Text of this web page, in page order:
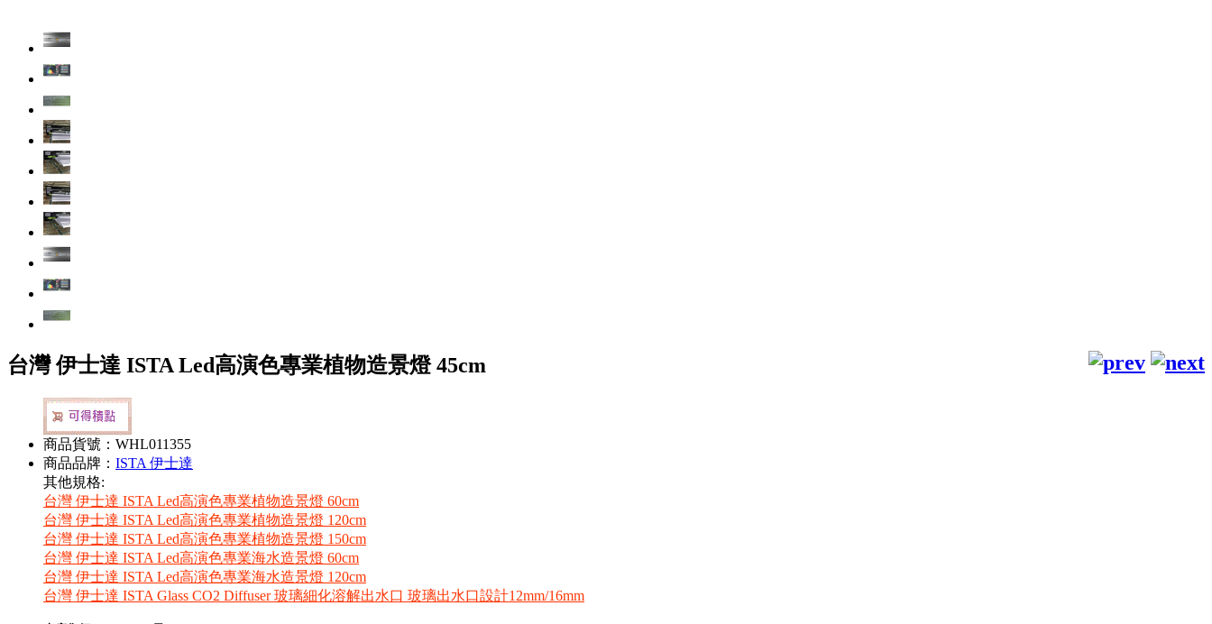
台灣 伊士達 ISTA Led高演色專業植物造景燈 45cm
商品貨號：WHL011355
商品品牌： ISTA 伊士達
其他規格:
台灣 伊士達 ISTA Led高演色專業植物造景燈 60cm
台灣 伊士達 ISTA Led高演色專業植物造景燈 120cm
台灣 伊士達 ISTA Led高演色專業植物造景燈 150cm
台灣 伊士達 ISTA Led高演色專業海水造景燈 60cm
台灣 伊士達 ISTA Led高演色專業海水造景燈 120cm
台灣 伊士達 ISTA Glass CO2 Diffuser 玻璃細化溶解出水口 玻璃出水口設計12mm/16mm